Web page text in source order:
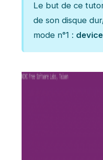
Le but de ce
de son disque
mode n°1 :